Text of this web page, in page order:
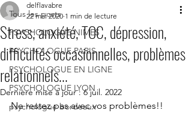
Tous les posts
PSYCHOLOGUE NIMES
PSYCHOLOGUE PARIS
PSYCHOLOGUE EN LIGNE
PSYCHOLOGUE LYON
psychologue bordeaux
Stress, anxiété, TOC, dépression,
difficultés occasionnelles, problèmes
relationnels...
delflavabre
22 mai 2020 1 min de lecture
Dernière mise à jour :6 juil. 2022
Ne restez pas avec vos problèmes!!